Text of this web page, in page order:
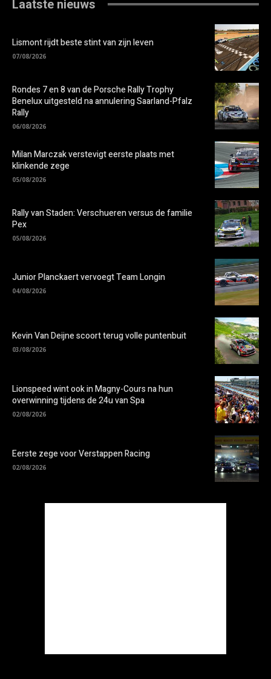
Laatste nieuws
Lismont rijdt beste stint van zijn leven
07/08/2026
Rondes 7 en 8 van de Porsche Rally Trophy
Benelux uitgesteld na annulering Saarland-Pfalz
Rally
06/08/2026
Milan Marczak verstevigt eerste plaats met
klinkende zege
05/08/2026
Rally van Staden: Verschueren versus de familie
Pex
05/08/2026
Junior Planckaert vervoegt Team Longin
04/08/2026
Kevin Van Deijne scoort terug volle puntenbuit
03/08/2026
Lionspeed wint ook in Magny-Cours na hun
overwinning tijdens de 24u van Spa
02/08/2026
Eerste zege voor Verstappen Racing
02/08/2026